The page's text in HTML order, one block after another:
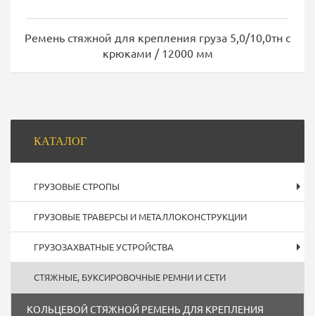
Ремень стяжной для крепления груза 5,0/10,0тн с
крюками / 12000 мм
КАТАЛОГ
ГРУЗОВЫЕ СТРОПЫ
ГРУЗОВЫЕ ТРАВЕРСЫ И МЕТАЛЛОКОНСТРУКЦИИ
ГРУЗОЗАХВАТНЫЕ УСТРОЙСТВА
СТЯЖНЫЕ, БУКСИРОВОЧНЫЕ РЕМНИ И СЕТИ
КОЛЬЦЕВОЙ СТЯЖНОЙ РЕМЕНЬ ДЛЯ КРЕПЛЕНИЯ